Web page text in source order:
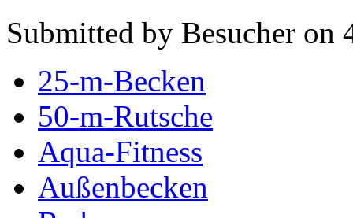
Submitted by Besucher on
25-m-Becken
50-m-Rutsche
Aqua-Fitness
Außenbecken